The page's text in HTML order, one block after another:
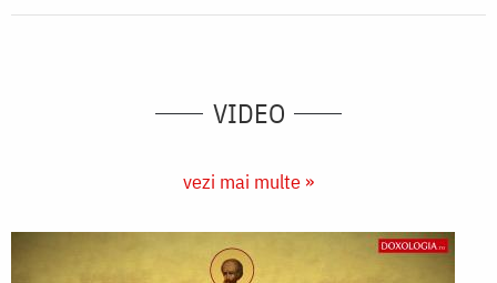
VIDEO
vezi mai multe »